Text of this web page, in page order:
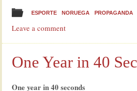
ESPORTE NORUEGA PROPAGANDA
Leave a comment
One Year in 40
One year in 40 seconds